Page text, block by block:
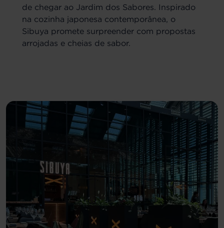
de chegar ao Jardim dos Sabores. Inspirado
na cozinha japonesa contemporânea, o
Sibuya promete surpreender com propostas
arrojadas e cheias de sabor.